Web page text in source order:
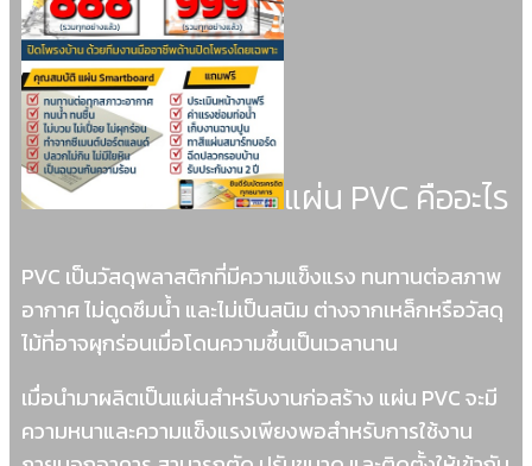
แผ่น PVC คืออะไร
PVC เป็นวัสดุพลาสติกที่มีความแข็งแรง ทนทานต่อสภาพ
อากาศ ไม่ดูดซึมน้ำ และไม่เป็นสนิม ต่างจากเหล็กหรือวัสดุ
ไม้ที่อาจผุกร่อนเมื่อโดนความชื้นเป็นเวลานาน
เมื่อนำมาผลิตเป็นแผ่นสำหรับงานก่อสร้าง แผ่น PVC จะมี
ความหนาและความแข็งแรงเพียงพอสำหรับการใช้งาน